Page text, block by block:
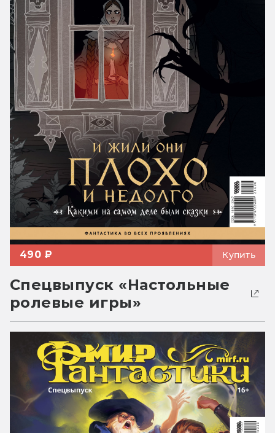
490 ₽ Купить
Спецвыпуск «Настольные
ролевые игры»